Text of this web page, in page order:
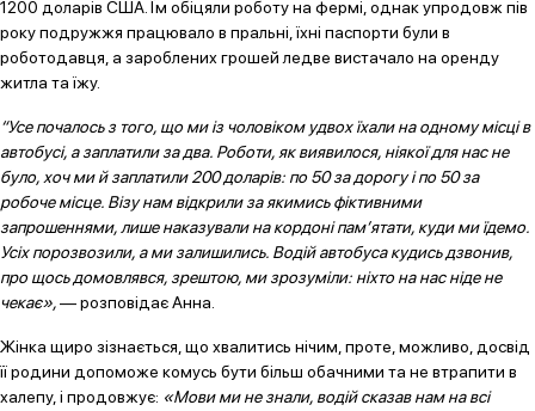
1200 доларів США. Їм обіцяли роботу на фермі, однак упродовж пів
року подружжя працювало в пральні, їхні паспорти були в
роботодавця, а зароблених грошей ледве вистачало на оренду
житла та їжу.
“Усе почалось з того, що ми із чоловіком удвох їхали на одному місці в
автобусі, а заплатили за два. Роботи, як виявилося, ніякої для нас не
було, хоч ми й заплатили 200 доларів: по 50 за дорогу і по 50 за
робоче місце. Візу нам відкрили за якимись фіктивними
запрошеннями, лише наказували на кордоні пам’ятати, куди ми їдемо.
Усіх порозвозили, а ми залишились. Водій автобуса кудись дзвонив,
про щось домовлявся, зрештою, ми зрозуміли: ніхто на нас ніде не
чекає»,— розповідає Анна.
Жінка щиро зізнається, що хвалитись нічим, проте, можливо, досвід
її родини допоможе комусь бути більш обачними та не втрапити в
халепу, і продовжує: «Мови ми не знали, водій сказав нам на всі